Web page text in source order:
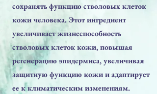
сохранять функцию стволовых клеток
кожи человека. Этот ингредиент
увеличивает жизнеспособность
стволовых клеток кожи, повышая
регенерацию эпидермиса, увеличивая
защитную функцию кожи и адаптирует
ее к климатическим изменениям.